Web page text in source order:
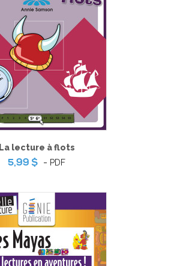
La lecture à flots
5,99 $
- PDF